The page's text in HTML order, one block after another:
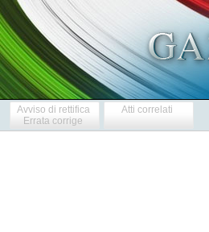
Avviso di rettifica
Errata corrige
Atti correlati